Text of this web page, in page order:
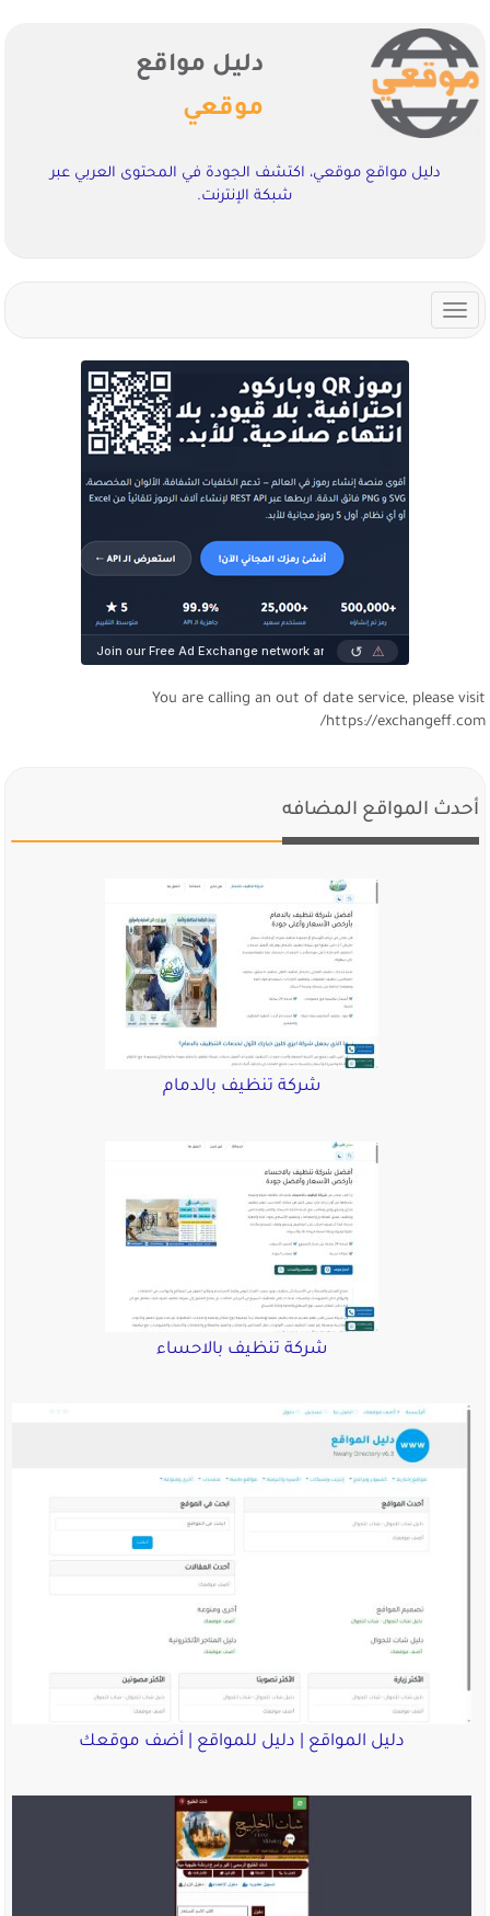
دليل مواقع
موقعي
دليل مواقع موقعي، اكتشف الجودة في المحتوى العربي عبر
شبكة الإنترنت.
Toggle
navigation
You are calling an out of date service, please visit
https://exchangeff.com/
أحدث المواقع المضافه
شركة تنظيف بالدمام
شركة تنظيف بالاحساء
دليل المواقع | دليل للمواقع | أضف موقعك